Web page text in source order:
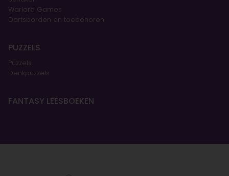
Warlord Games
Dartsborden en toebehoren
PUZZELS
Puzzels
Denkpuzzels
FANTASY LEESBOEKEN